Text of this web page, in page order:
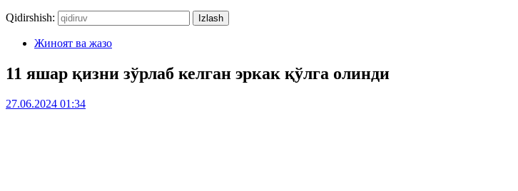
Qidirshish:
Жиноят ва жазо
11 яшар қизни зўрлаб келган эркак қўлга олинди
27.06.2024 01:34